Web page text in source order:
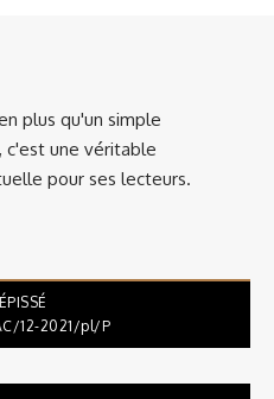
plus qu'un simple
c'est une véritable
pour ses lecteurs.
12-2021/pl/P